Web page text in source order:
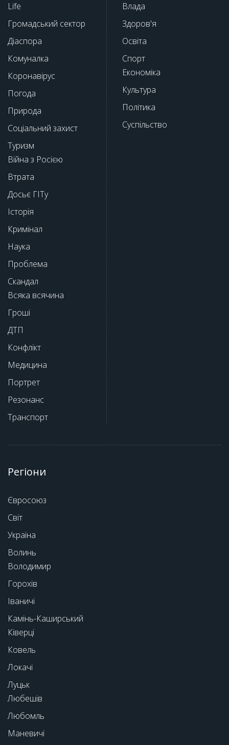
Life
Громадський сектор
Діаспора
Комуналка
Коронавірус
Погода
Природа
Соціальний захист
Туризм
Війна з Росією
Втрата
Досьє ГІТу
Історія
Кримінал
Наука
Проблема
Скандал
Всяка всячина
Гроші
ДТП
Конфлікт
Медицина
Портрет
Резонанс
Транспорт
Влада
Здоров'я
Освіта
Спорт
Економіка
Культура
Політика
Суспільство
Регіони
Євросоюз
Світ
Україна
Волинь
Володимир
Горохів
Іваничі
Камінь-Каширський
Ківерці
Ковель
Локачі
Луцьк
Любешів
Любомль
Маневичі